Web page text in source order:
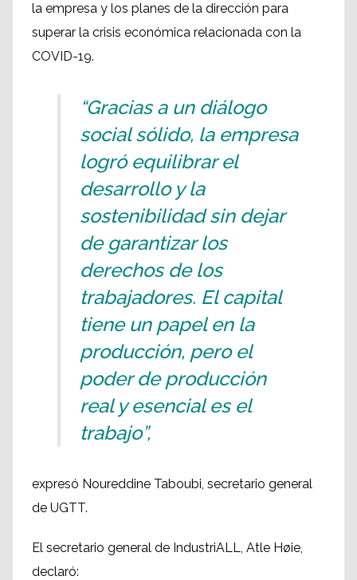
la empresa y los planes de la dirección para
superar la crisis económica relacionada con la
COVID-19.
“Gracias a un diálogo
social sólido, la empresa
logró equilibrar el
desarrollo y la
sostenibilidad sin dejar
de garantizar los
derechos de los
trabajadores. El capital
tiene un papel en la
producción, pero el
poder de producción
real y esencial es el
trabajo”,
expresó Noureddine Taboubi, secretario general
de UGTT.
El secretario general de IndustriALL, Atle Høie,
declaró: